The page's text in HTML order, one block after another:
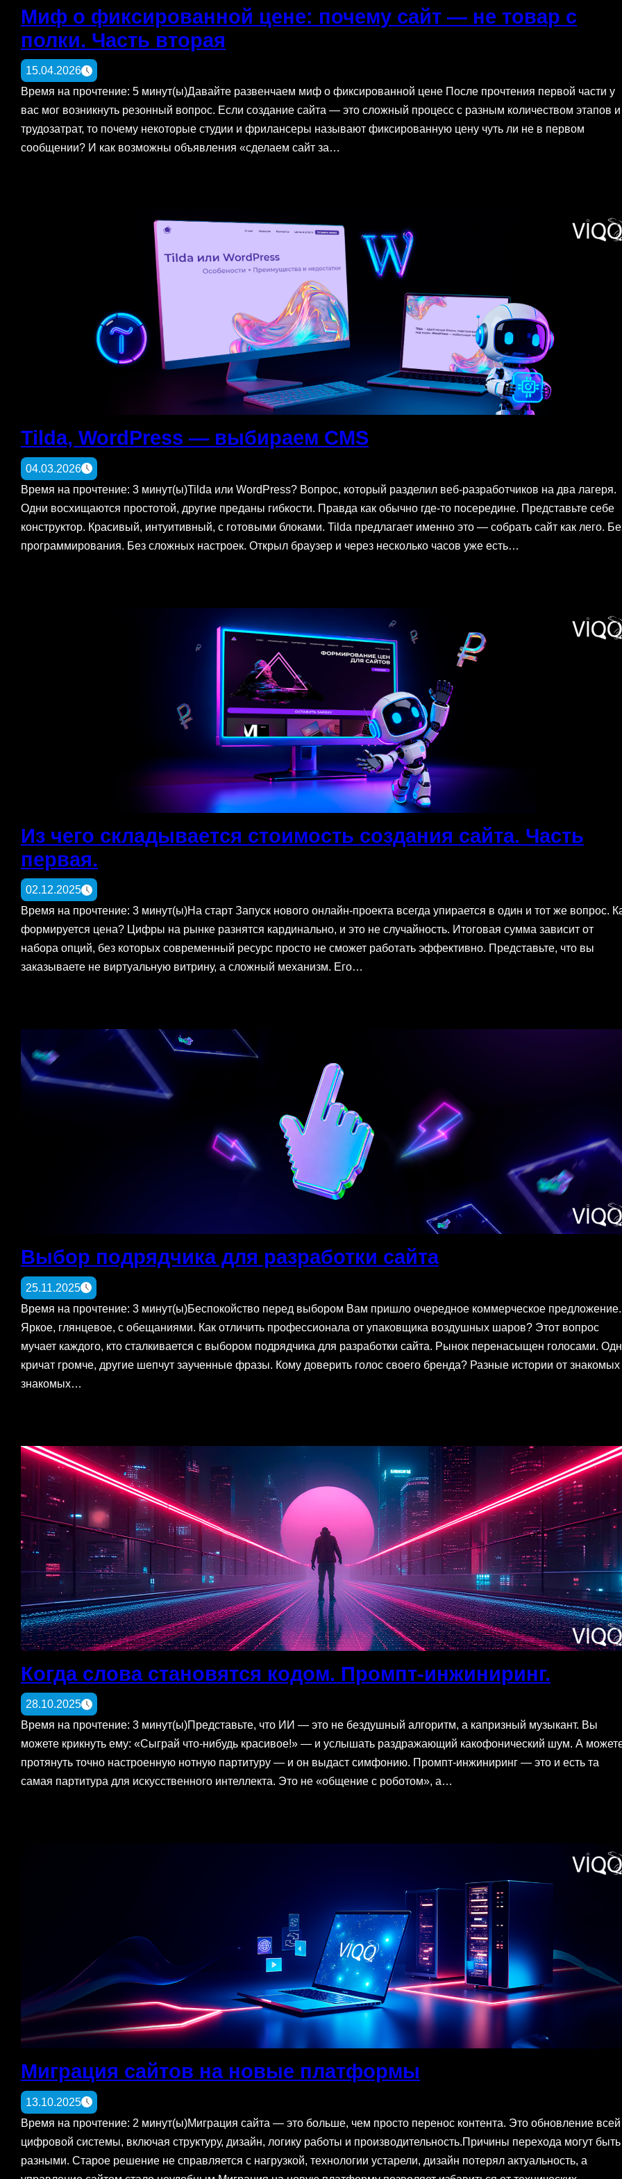
Миф о фиксированной цене: почему сайт — не товар с
полки. Часть вторая
15.04.2026
Время на прочтение: 5 минут(ы)Давайте развенчаем миф о фиксированной цене После прочтения первой части у
вас мог возникнуть резонный вопрос. Если создание сайта — это сложный процесс с разным количеством этапов и
трудозатрат, то почему некоторые студии и фрилансеры называют фиксированную цену чуть ли не в первом
сообщении? И как возможны объявления «сделаем сайт за…
Tilda, WordPress — выбираем CMS
04.03.2026
Время на прочтение: 3 минут(ы)Tilda или WordPress? Вопрос, который разделил веб-разработчиков на два лагеря.
Одни восхищаются простотой, другие преданы гибкости. Правда как обычно где-то посередине. Представьте себе
конструктор. Красивый, интуитивный, с готовыми блоками. Tilda предлагает именно это — собрать сайт как лего.
программирования. Без сложных настроек. Открыл браузер и через несколько часов уже есть…
Из чего складывается стоимость создания сайта. Часть
первая.
02.12.2025
Время на прочтение: 3 минут(ы)На старт Запуск нового онлайн-проекта всегда упирается в один и тот же вопрос.
формируется цена? Цифры на рынке разнятся кардинально, и это не случайность. Итоговая сумма зависит от
набора опций, без которых современный ресурс просто не сможет работать эффективно. Представьте, что вы
заказываете не виртуальную витрину, а сложный механизм. Его…
Выбор подрядчика для разработки сайта
25.11.2025
Время на прочтение: 3 минут(ы)Беспокойство перед выбором Вам пришло очередное коммерческое предложение.
Яркое, глянцевое, с обещаниями. Как отличить профессионала от упаковщика воздушных шаров? Этот вопрос
мучает каждого, кто сталкивается с выбором подрядчика для разработки сайта. Рынок перенасыщен голосами.
кричат громче, другие шепчут заученные фразы. Кому доверить голос своего бренда? Разные истории от знакомых
знакомых…
Когда слова становятся кодом. Промпт-инжиниринг.
28.10.2025
Время на прочтение: 3 минут(ы)Представьте, что ИИ — это не бездушный алгоритм, а капризный музыкант. Вы
можете крикнуть ему: «Сыграй что-нибудь красивое!» — и услышать раздражающий какофонический шум. А
протянуть точно настроенную нотную партитуру — и он выдаст симфонию. Промпт-инжиниринг — это и есть та
самая партитура для искусственного интеллекта. Это не «общение с роботом», а…
Миграция сайтов на новые платформы
13.10.2025
Время на прочтение: 2 минут(ы)Миграция сайта — это больше, чем просто перенос контента. Это обновление всей
цифровой системы, включая структуру, дизайн, логику работы и производительность.Причины перехода могут быть
разными. Старое решение не справляется с нагрузкой, технологии устарели, дизайн потерял актуальность, а